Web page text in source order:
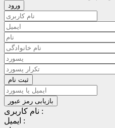
نام کاربری :
ایمیل :